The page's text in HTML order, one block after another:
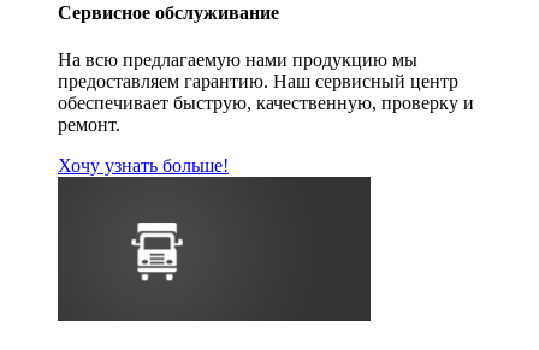
Сервисное обслуживание
На всю предлагаемую нами продукцию мы
предоставляем гарантию. Наш сервисный центр
обеспечивает быструю, качественную, проверку и
ремонт.
Хочу узнать больше!